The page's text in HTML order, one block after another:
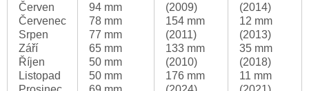
Červen
Červenec
Srpen
Září
Říjen
Listopad
94 mm
78 mm
77 mm
65 mm
50 mm
50 mm
(2009)
154 mm
(2011)
133 mm
(2010)
176 mm
(2014)
12 mm
(2013)
35 mm
(2018)
11 mm